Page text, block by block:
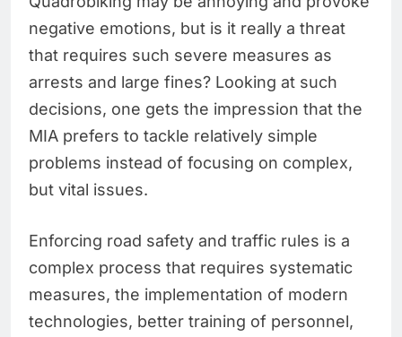
negative emotions, but is it really a threat
that requires such severe measures as
arrests and large fines? Looking at such
decisions, one gets the impression that the
MIA prefers to tackle relatively simple
problems instead of focusing on complex,
but vital issues.
Enforcing road safety and traffic rules is a
complex process that requires systematic
measures, the implementation of modern
technologies, better training of personnel,